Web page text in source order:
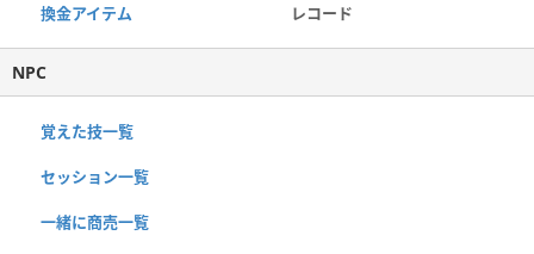
換金アイテム レコード
NPC
覚えた技一覧
セッション一覧
一緒に商売一覧